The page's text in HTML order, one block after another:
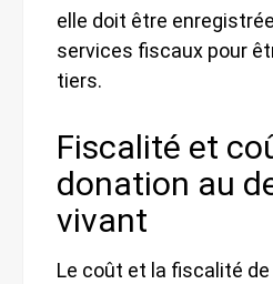
elle doit être
services fiscaux pour
tiers.
Fiscalité et
donation au
vivant
Le coût et la fiscalité